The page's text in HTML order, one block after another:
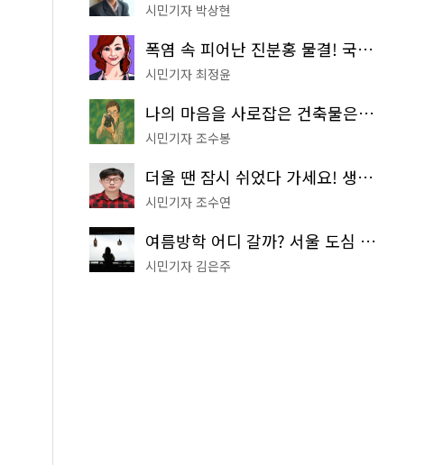
시민기자 박상현
폭염 속 피어난 진분홍 물결! 국립중앙박물관 배롱나무 명소
시민기자 최정윤
나의 마음을 사로잡은 건축물은? '서울시 건축상' 수상작 공개!
시민기자 조수봉
더울 땐 잠시 쉬었다 가세요! 생수 냉장고부터 해피소·무더위쉼터까지
시민기자 조수연
여름방학 어디 갈까? 서울 도심 무료 실내 여행 코스 추천
시민기자 김은주